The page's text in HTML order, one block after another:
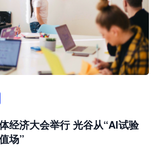
经济大会举行 光谷从“AI试验
场”